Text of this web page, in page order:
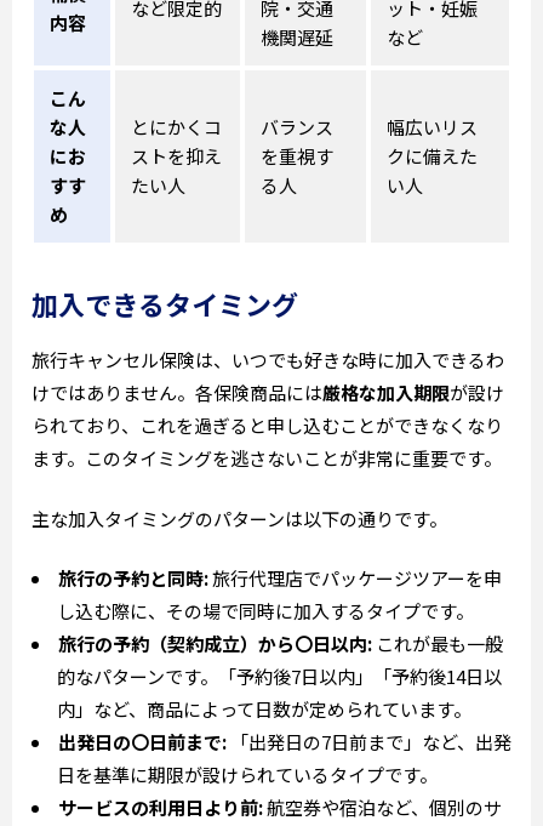
内容
など限定的
院・交通
機関遅延
ット・妊娠
など
こん
な人
にお
すす
め
とにかくコ
ストを抑え
たい人
バランス
を重視す
る人
幅広いリス
クに備えた
い人
加入できるタイミング
旅行キャンセル保険は、いつでも好きな時に加入できるわ
けではありません。各保険商品には厳格な加入期限が設け
られており、これを過ぎると申し込むことができなくなり
ます。このタイミングを逃さないことが非常に重要です。
主な加入タイミングのパターンは以下の通りです。
旅行の予約と同時:旅行代理店でパッケージツアーを申
し込む際に、その場で同時に加入するタイプです。
旅行の予約（契約成立）から〇日以内: これが最も一般
的なパターンです。「予約後7日以内」「予約後14日以
内」など、商品によって日数が定められています。
出発日の〇日前まで: 「出発日の7日前まで」など、出発
日を基準に期限が設けられているタイプです。
サービスの利用日より前:航空券や宿泊など、個別のサ